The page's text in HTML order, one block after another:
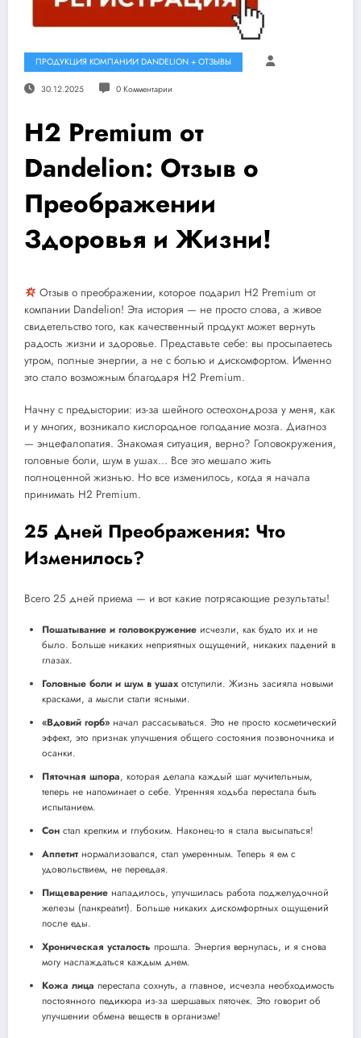
ПРОДУКЦИЯ КОМПАНИИ DANDELION + ОТЗЫВЫ
30.12.2025 0 Комментарии
H2 Premium от
Dandelion: Отзыв о
Преображении
Здоровья и Жизни!
Отзыв о преображении, которое подарил H2 Premium от
компании Dandelion! Эта история — не просто слова, а живое
свидетельство того, как качественный продукт может вернуть
радость жизни и здоровье. Представьте себе: вы просыпаетесь
утром, полные энергии, а не с болью и дискомфортом. Именно
это стало возможным благодаря H2 Premium.
Начну с предыстории: из-за шейного остеохондроза у меня, как
и у многих, возникало кислородное голодание мозга. Диагноз
— энцефалопатия. Знакомая ситуация, верно? Головокружения,
головные боли, шум в ушах… Все это мешало жить
полноценной жизнью. Но все изменилось, когда я начала
принимать H2 Premium.
25 Дней Преображения: Что
Изменилось?
Всего 25 дней приема — и вот какие потрясающие результаты!
Пошатывание и головокружение исчезли, как будто их и не
было. Больше никаких неприятных ощущений, никаких падений в
глазах.
Головные боли и шум в ушах отступили. Жизнь засияла новыми
красками, а мысли стали ясными.
«Вдовий горб» начал рассасываться. Это не просто косметический
эффект, это признак улучшения общего состояния позвоночника и
осанки.
Пяточная шпора, которая делала каждый шаг мучительным,
теперь не напоминает о себе. Утренняя ходьба перестала быть
испытанием.
Сон стал крепким и глубоким. Наконец-то я стала высыпаться!
Аппетит нормализовался, стал умеренным. Теперь я ем с
удовольствием, не переедая.
Пищеварение наладилось, улучшилась работа поджелудочной
железы (панкреатит). Больше никаких дискомфортных ощущений
после еды.
Хроническая усталость прошла. Энергия вернулась, и я снова
могу наслаждаться каждым днем.
Кожа лица перестала сохнуть, а главное, исчезла необходимость
постоянного педикюра из-за шершавых пяточек. Это говорит об
улучшении обмена веществ в организме!